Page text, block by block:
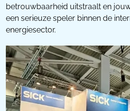
betrouwbaarheid uitstraalt en
een serieuze speler binnen de
energiesector.